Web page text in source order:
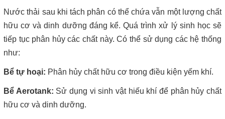
Nước thải sau khi tách phân có thể chứa vẫn một lượng chất
hữu cơ và dinh dưỡng đáng kể. Quá trình xử lý sinh học sẽ
tiếp tục phân hủy các chất này. Có thể sử dụng các hệ thống
như:
Bể tự hoại: Phân hủy chất hữu cơ trong điều kiện yếm khí.
Bể Aerotank: Sử dụng vi sinh vật hiếu khí để phân hủy chất
hữu cơ và dinh dưỡng.